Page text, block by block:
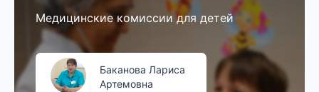
Медицинские комиссии для детей
Баканова Лариса
Артемовна